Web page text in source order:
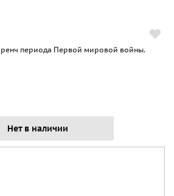
периода Первой мировой войны.
Нет в наличии